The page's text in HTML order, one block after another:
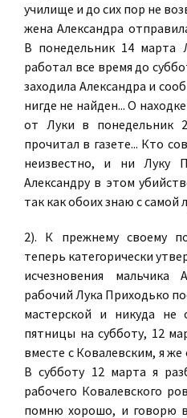
училище и до сих пор не
жена Александра
В понедельник 14 марта
работал все время до
заходила Александра и
нигде не найден... О
от Луки в понедельник
прочитал в газете... Кто
неизвестно, и ни Луку
Александру в этом
так как обоих знаю с самой
2). К прежнему своему
теперь категорически
исчезновения
рабочий Лука Приходько
мастерской и никуда не
пятницы на субботу, 12
вместе с Ковалевским, я же
В субботу 12 марта я
рабочего Ковалевского
помню хорошо, и говорю